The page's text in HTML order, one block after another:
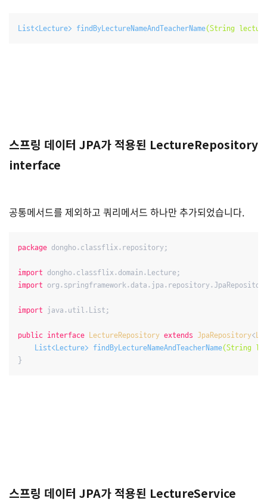
List<Lecture> findByLectureNameAndTeacherName(String
스프링 데이터 JPA가 적용된 LectureRepository
interface
공통메서드를 제외하고 쿼리메서드 하나만 추가되었습니다.
package dongho.classflix.repository;
import
import
import java.util.List;
public interface LectureRepository extends JpaRepository<
List<Lecture> findByLectureNameAndTeacherName(String
스프링 데이터 JPA가 적용된 LectureService